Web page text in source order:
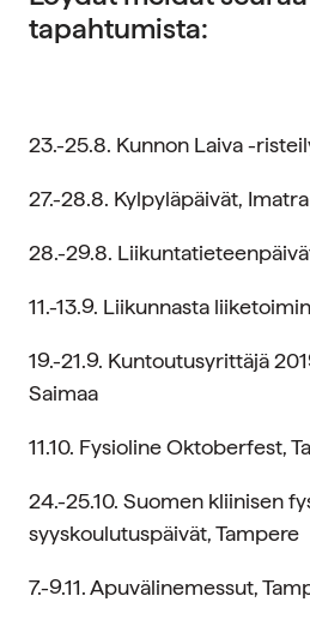
tapahtumista:
23.-25.8. Kunnon Laiva -
27.-28.8. Kylpyläpäivät, Imatra
28.-29.8.
11.-13.9. Liikunnasta
19.-21.9. Kuntoutusyrittäjä
Saimaa
11.10. Fysioline Oktoberfest,
24.-25.10. Suomen kliinisen
syyskoulutuspäivät, Tampere
7.-9.11. Apuvälinemessut,